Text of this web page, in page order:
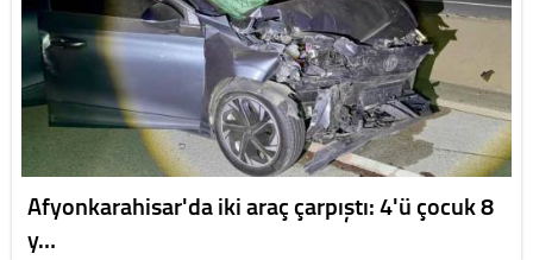
Afyonkarahisar'da iki araç çarpıştı: 4'ü çocuk 8
y…